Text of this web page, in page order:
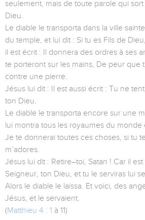
seulement, mais de toute parole qui
Dieu.
Le diable le transporta dans la ville
du temple, et lui dit : Si tu es Fils de
il est écrit : Il donnera des ordres à ses
te porteront sur les mains, De peur que
contre une pierre.
Jésus lui dit : Il est aussi écrit : Tu ne
ton Dieu.
Le diable le transporta encore sur une
lui montra tous les royaumes du monde
Je te donnerai toutes ces choses, si tu
m’adores.
Jésus lui dit : Retire–toi, Satan ! Car il
Seigneur, ton Dieu, et tu le serviras lui
Alors le diable le laissa. Et voici, des
Jésus, et le servaient.
(Matthieu 4 : 1 à 11)